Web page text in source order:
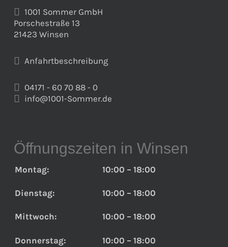
1001 Sommer GmbH
Porschestraße 13
21423 Winsen
Anfahrtbeschreibung
04171 - 60 70 88 - 0
info@1001-Sommer.de
Öffnungszeiten in Winsen
Montag: 10:00 – 18:00
Dienstag: 10:00 – 18:00
Mittwoch: 10:00 – 18:00
Donnerstag: 10:00 – 18:00